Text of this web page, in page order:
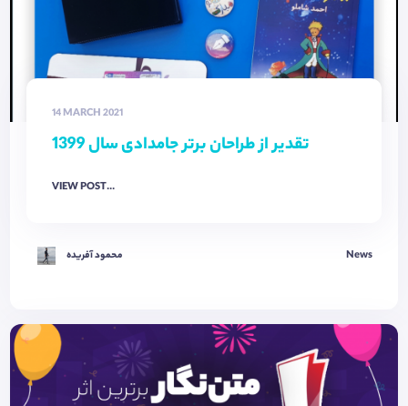
14 MARCH 2021
تقدیر از طراحان برتر جامدادی سال 1399
VIEW POST...
محمود آفریده News